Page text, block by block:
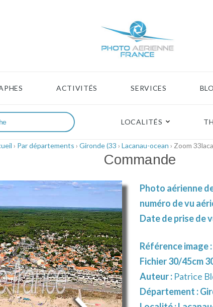
ACTIVITÉS SERVICES
LOCALITÉS
› Par départements › Gironde (33 › Lacanau-ocean › Zoom
Commande
Photo aérienne
numéro de vu
Date de prise de
Référence image :
Fichier 30/45cm
Auteur : Patrice
Département :